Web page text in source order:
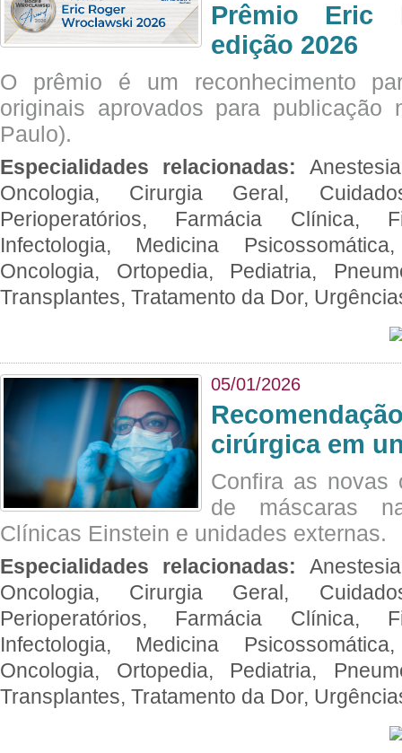
Prêmio Eric
edição 2026
O prêmio é um reconhecimento
originais aprovados para publicação
Paulo).
Especialidades relacionadas:
Oncologia, Cirurgia Geral,
Perioperatórios, Farmácia Clínica,
Infectologia, Medicina
Oncologia, Ortopedia, Pediatria,
Transplantes, Tratamento da Dor,
05/01/2026
cirúrgica em
Confira as novas
de máscaras
Clínicas Einstein e unidades externas.
Especialidades relacionadas:
Oncologia, Cirurgia Geral,
Perioperatórios, Farmácia Clínica,
Infectologia, Medicina
Oncologia, Ortopedia, Pediatria,
Transplantes, Tratamento da Dor,